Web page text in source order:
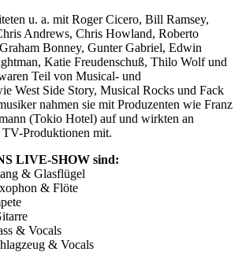
u. a. mit Roger Cicero, Bill Ramsey,
Andrews, Chris Howland, Roberto
Bonney, Gunter Gabriel, Edwin
Katie Freudenschuß, Thilo Wolf und
Teil von Musical- und
West Side Story, Musical Rocks und Fack
nahmen sie mit Produzenten wie Franz
(Tokio Hotel) auf und wirkten an
Produktionen mit.
LIVE-SHOW sind:
& Glasflügel
& Flöte
& Vocals
& Vocals